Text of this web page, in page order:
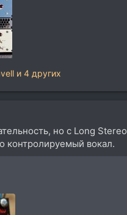
и 4 других
но с Long
контролируемый вокал.